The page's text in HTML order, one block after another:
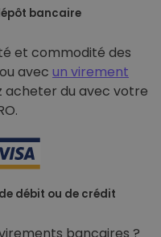
bancaire
et commodité des
ou avec un virement
acheter du avec votre
débit ou de crédit